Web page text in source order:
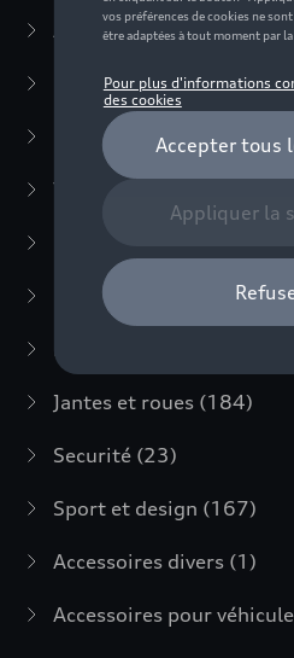
Accessoires d'hiver(20)
Packs(38)
E-mobilité (6)
Transport
Multimédia
Jantes et roues (184)
Securité (23)
Sport et design (167)
Accessoires divers (1)
Accessoires pour